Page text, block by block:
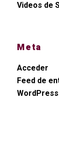
Videos de
Meta
Acceder
Feed de